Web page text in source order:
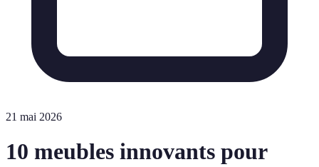
21 mai 2026
10 meubles innovants pour